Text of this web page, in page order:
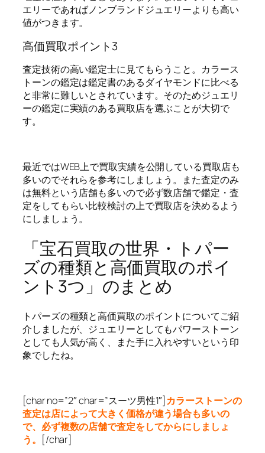
エリーであればノンブランドジュエリーよりも高い
値がつきます。
高価買取ポイント3
査定技術の高い鑑定士に見てもらうこと。カラース
トーンの鑑定は鑑定書のあるダイヤモンドに比べる
と非常に難しいとされています。そのためジュエリ
ーの鑑定に実績のある買取店を選ぶことが大切で
す。
最近ではWEB上で買取実績を公開している買取店も
多いのでそれらを参考にしましょう。また査定のみ
は無料という店舗も多いので必ず数店舗で鑑定・査
定をしてもらい比較検討の上で買取店を決めるよう
にしましょう。
「宝石買取の世界・トパー
ズの種類と高価買取のポイ
ント3つ」のまとめ
トパーズの種類と高価買取のポイントについてご紹
介しましたが、ジュエリーとしてもパワーストーン
としても人気が高く、また手に入れやすいという印
象でしたね。
[char no=”2″ char=”スーツ男性1″]カラーストーンの
査定は店によって大きく価格が違う場合も多いの
で、必ず複数の店舗で査定をしてからにしましょ
う。 [/char]